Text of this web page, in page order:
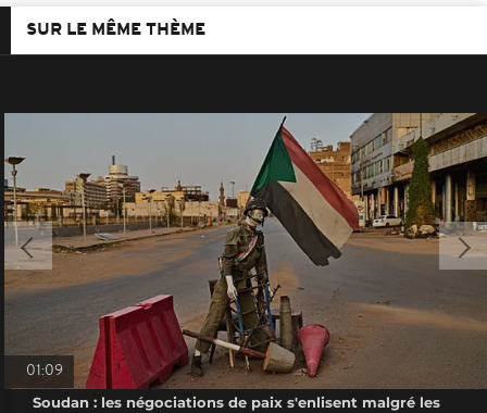
SUR LE MÊME THÈME
01:09
Soudan : les négociations de paix s'enlisent malgré les